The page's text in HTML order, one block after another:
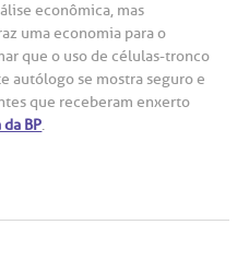
econômica, mas
uma economia para o
que o uso de células-tronco
autólogo se mostra seguro e
que receberam enxerto
BP.